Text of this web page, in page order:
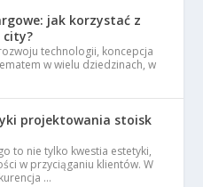
jak korzystać z
city?
technologii, koncepcja
w wielu dziedzinach, w
projektowania stoisk
to nie tylko kwestia estetyki,
w przyciąganiu klientów. W
…